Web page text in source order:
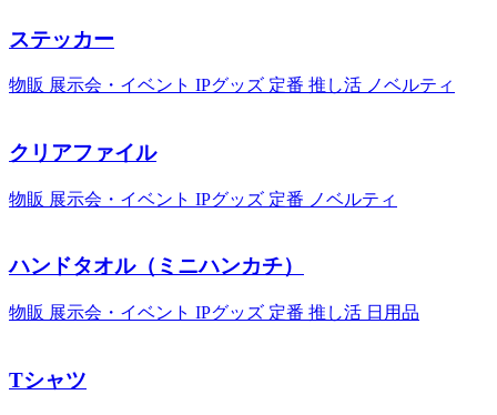
ステッカー
物販 展示会・イベント IPグッズ 定番 推し活 ノベルティ
クリアファイル
物販 展示会・イベント IPグッズ 定番 ノベルティ
ハンドタオル（ミニハンカチ）
物販 展示会・イベント IPグッズ 定番 推し活 日用品
Tシャツ